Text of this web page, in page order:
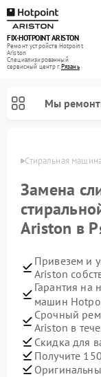
FIX-HOTPOINT ARISTON
Ремонт устройств Hotpoint
Ariston
Специализированный
cервисный центр г.Рязань
Мы
Стиральная
Замена
Ariston в
Привезем и
Ariston
Гарантия на
машин
Срочный
Ariston в
Скидка для
Получите